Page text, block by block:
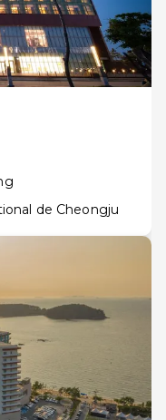
de Cheongju